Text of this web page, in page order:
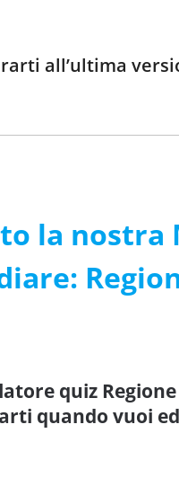
all’ultima
la nostra
quiz
quando vuoi